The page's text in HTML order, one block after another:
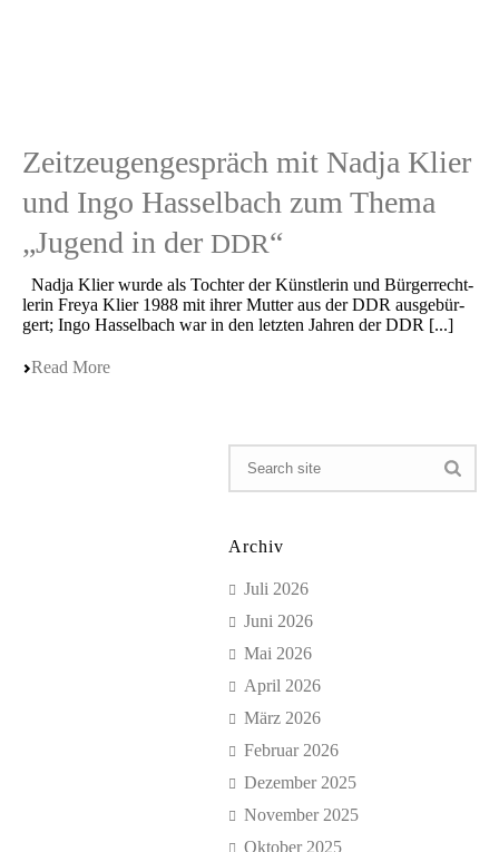
Zeitzeugengespräch mit Nadja Klier
und Ingo Hasselbach zum Thema
„Jugend in der DDR“
Nadja Klier wurde als Tochter der Künst­le­rin und Bürger­recht­
le­rin Freya Klier 1988 mit ihrer Mutter aus der DDR ausge­bür­
gert; Ingo Hassel­bach war in den letzten Jahren der DDR [...]
Read More
Archiv
Juli 2026
Juni 2026
Mai 2026
April 2026
März 2026
Februar 2026
Dezember 2025
November 2025
Oktober 2025